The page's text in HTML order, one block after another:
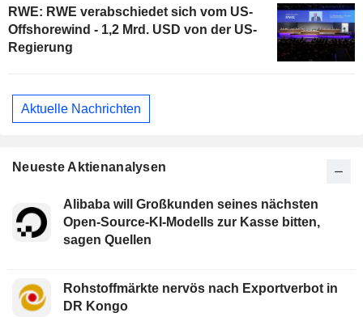
RWE: RWE verabschiedet sich vom US-
Offshorewind - 1,2 Mrd. USD von der US-
Regierung
Aktuelle Nachrichten
Neueste Aktienanalysen
Alibaba will Großkunden seines nächsten
Open-Source-KI-Modells zur Kasse bitten,
sagen Quellen
Rohstoffmärkte nervös nach Exportverbot in
DR Kongo